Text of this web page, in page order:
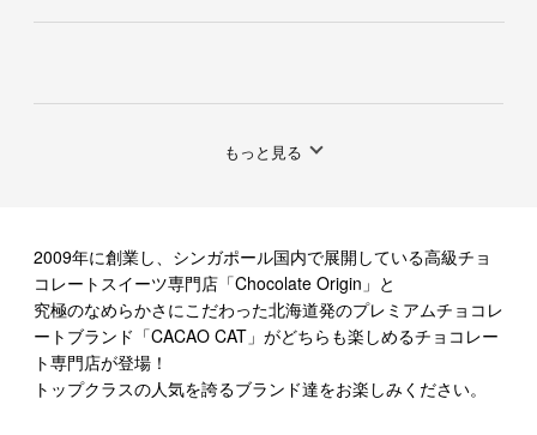
もっと見る
2009年に創業し、シンガポール国内で展開している高級チョ
コレートスイーツ専門店「Chocolate Origin」と
究極のなめらかさにこだわった北海道発のプレミアムチョコレ
ートブランド「CACAO CAT」がどちらも楽しめるチョコレー
ト専門店が登場！
トップクラスの人気を誇るブランド達をお楽しみください。